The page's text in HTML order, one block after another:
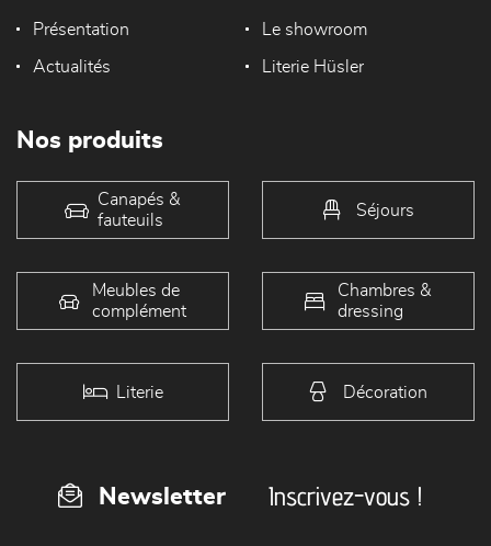
Présentation Le showroom
Actualités Literie Hüsler
Nos produits
Canapés &
fauteuils
Séjours
Meubles de
complément
Chambres &
dressing
Literie Décoration
Newsletter Inscrivez-vous !